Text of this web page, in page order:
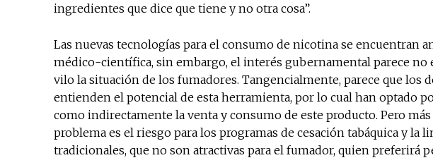
ingredientes que dice que tiene y no otra cosa”.
Las nuevas tecnologías para el consumo de nicotina se encuentran
médico-científica, sin embargo, el interés gubernamental parece no
vilo la situación de los fumadores. Tangencialmente, parece que los
entienden el potencial de esta herramienta, por lo cual han optado
como indirectamente la venta y consumo de este producto. Pero
problema es el riesgo para los programas de cesación tabáquica y la
tradicionales, que no son atractivas para el fumador, quien preferirá